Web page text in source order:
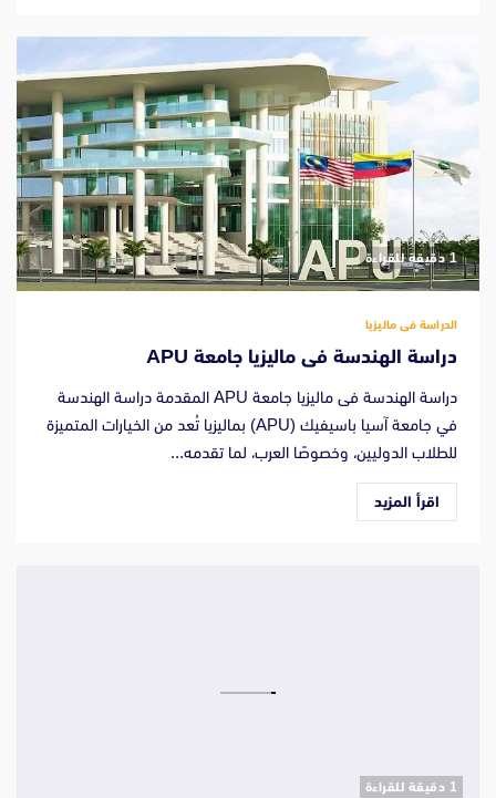
‫1 دقيقة للقراءة
الدراسة فى ماليزيا
دراسة الهندسة فى ماليزيا جامعة APU
دراسة الهندسة فى ماليزيا جامعة APU المقدمة دراسة الهندسة
في جامعة آسيا باسيفيك (APU) بماليزيا تُعد من الخيارات المتميزة
للطلاب الدوليين، وخصوصًا العرب، لما تقدمه...
اقرأ المزيد
‫1 دقيقة للقراءة